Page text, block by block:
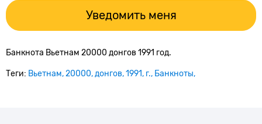
Уведомить меня
Банкнота Вьетнам 20000 донгов 1991 год.
Теги: Вьетнам 20000 донгов 1991 г. Банкноты